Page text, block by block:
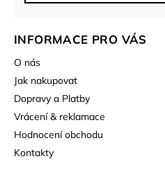
INFORMACE PRO VÁS
O nás
Jak nakupovat
Dopravy a Platby
Vrácení & reklamace
Hodnocení obchodu
Kontakty